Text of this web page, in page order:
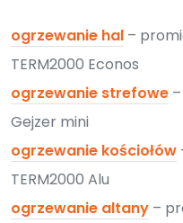
ogrzewanie hal –
TERM2000 Econos
ogrzewanie strefowe
Gejzer mini
ogrzewanie kościołów
TERM2000 Alu
ogrzewanie altany –